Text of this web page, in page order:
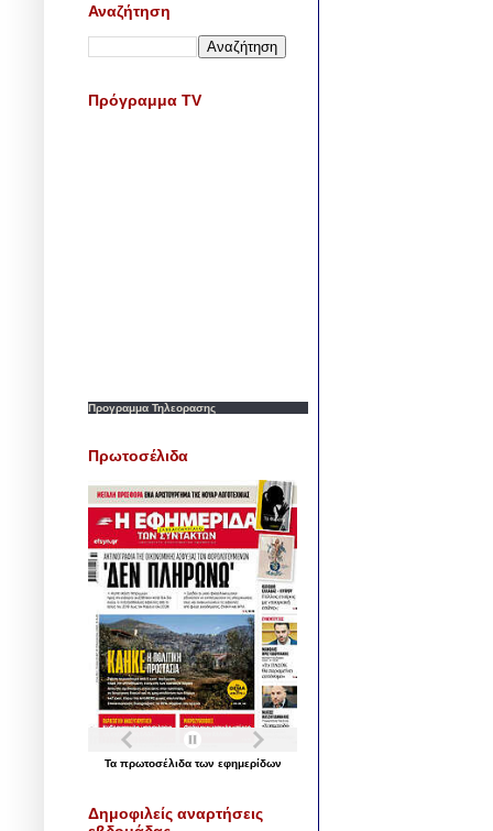
Αναζήτηση
Πρόγραμμα TV
Προγραμμα Τηλεορασης
Πρωτοσέλιδα
Τα πρωτοσέλιδα των εφημερίδων
Δημοφιλείς αναρτήσεις